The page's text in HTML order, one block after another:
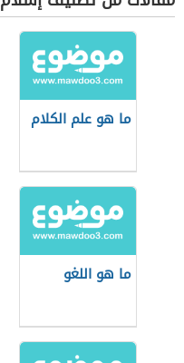
ما هو علم الكلام
ما هو اللغو